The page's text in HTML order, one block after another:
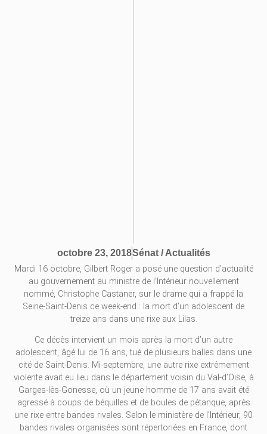
octobre 23, 2018Sénat / Actualités
Mardi 16 octobre, Gilbert Roger a posé une question d’actualité
au gouvernement au ministre de l’Intérieur nouvellement
nommé, Christophe Castaner, sur le drame qui a frappé la
Seine-Saint-Denis ce week-end : la mort d’un adolescent de
treize ans dans une rixe aux Lilas.
Ce décès intervient un mois après la mort d’un autre
adolescent, âgé lui de 16 ans, tué de plusieurs balles dans une
cité de Saint-Denis. Mi-septembre, une autre rixe extrêmement
violente avait eu lieu dans le département voisin du Val-d’Oise, à
Garges-lès-Gonesse, où un jeune homme de 17 ans avait été
agressé à coups de béquilles et de boules de pétanque, après
une rixe entre bandes rivales. Selon le ministère de l’Intérieur, 90
bandes rivales organisées sont répertoriées en France, dont